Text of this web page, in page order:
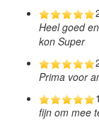
Heel goed
kon Super
Prima voor
fijn om mee